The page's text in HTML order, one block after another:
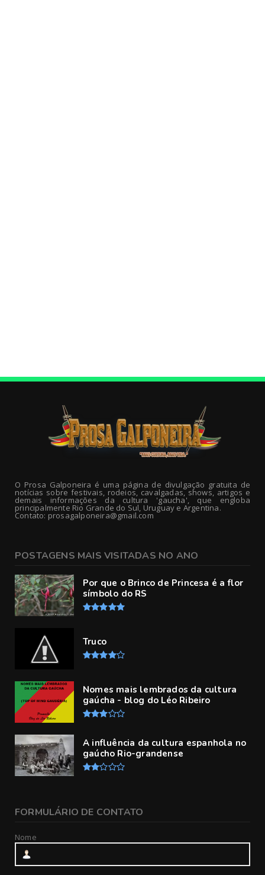
O Prosa Galponeira é uma página de divulgação gratuita de
notícias sobre festivais, rodeios, cavalgadas, shows, artigos e
demais informações da cultura 'gaucha', que engloba
principalmente Rio Grande do Sul, Uruguay e Argentina.
Contato: prosagalponeira@gmail.com
POSTAGENS MAIS VISITADAS NO ANO
Por que o Brinco de Princesa é a flor
símbolo do RS
Truco
Nomes mais lembrados da cultura
gaúcha - blog do Léo Ribeiro
A influência da cultura espanhola no
gaúcho Rio-grandense
FORMULÁRIO DE CONTATO
Nome